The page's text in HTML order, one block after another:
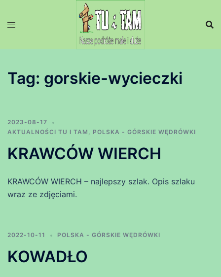
Tag: gorskie-wycieczki
2023-08-17
AKTUALNOŚCI TU I TAM , POLSKA - GÓRSKIE WĘDRÓWKI
KRAWCÓW WIERCH
KRAWCÓW WIERCH – najlepszy szlak. Opis szlaku
wraz ze zdjęciami.
2022-10-11 POLSKA - GÓRSKIE WĘDRÓWKI
KOWADŁO